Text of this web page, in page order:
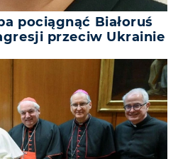
pociągnąć Białoruś
przeciw Ukrainie